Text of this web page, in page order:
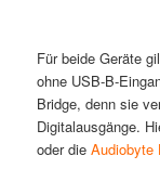
Für beide Geräte
ohne USB-B-
Bridge, denn sie
Digitalausgänge.
oder die Audiobyte